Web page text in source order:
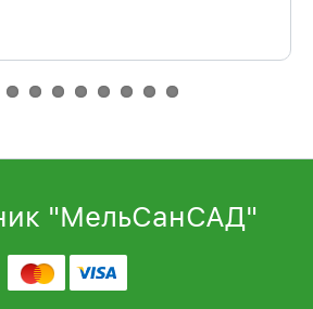
"МельСанСАД"